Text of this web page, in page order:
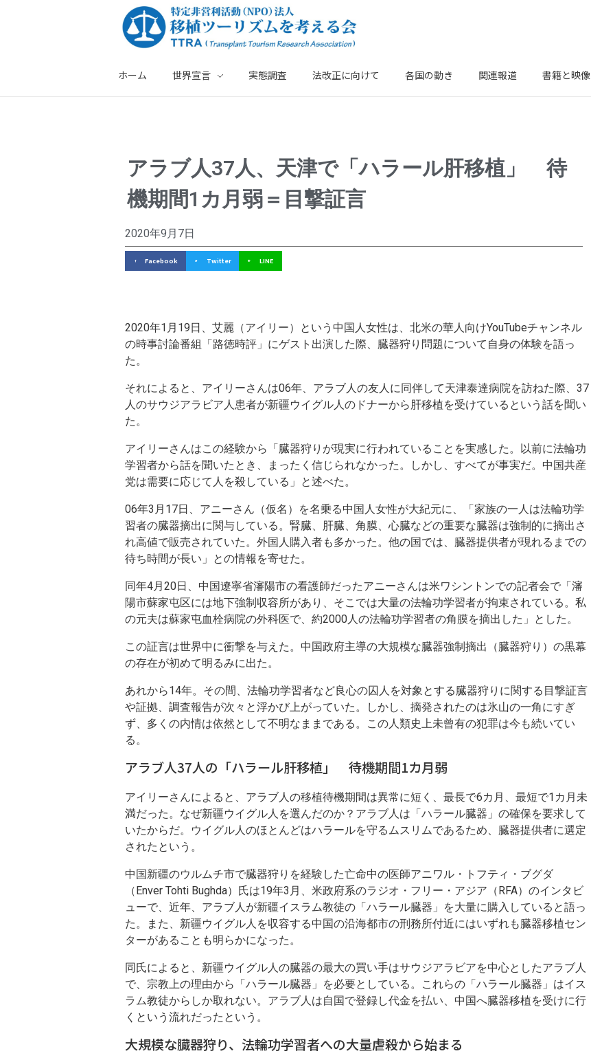
ホーム 世界宣言 実態調査 法改正に向けて 各国の動き 関連報道 書籍と映像
ラ
ブ
人
3
人
、
天
津
で
「
ハ
ラ
ー
ル
肝
移
植
」
待
機
期
間
1
カ
月
弱
＝
目
撃
アラブ人37人、天津で「ハラール肝移植」 待
機期間1カ月弱＝目撃証言
2020年9月7日
Facebook Twitter LINE
2020年1月19日、艾麗（アイリー）という中国人女性は、北米の華人向けYouTubeチャンネル
の時事討論番組「路徳時評」にゲスト出演した際、臓器狩り問題について自身の体験を語っ
た。
それによると、アイリーさんは06年、アラブ人の友人に同伴して天津泰達病院を訪ねた際、37
人のサウジアラビア人患者が新疆ウイグル人のドナーから肝移植を受けているという話を聞い
た。
アイリーさんはこの経験から「臓器狩りが現実に行われていることを実感した。以前に法輪功
学習者から話を聞いたとき、まったく信じられなかった。しかし、すべてが事実だ。中国共産
党は需要に応じて人を殺している」と述べた。
06年3月17日、アニーさん（仮名）を名乗る中国人女性が大紀元に、「家族の一人は法輪功学
習者の臓器摘出に関与している。腎臓、肝臓、角膜、心臓などの重要な臓器は強制的に摘出さ
れ高値で販売されていた。外国人購入者も多かった。他の国では、臓器提供者が現れるまでの
待ち時間が長い」との情報を寄せた。
同年4月20日、中国遼寧省瀋陽市の看護師だったアニーさんは米ワシントンでの記者会で「瀋
陽市蘇家屯区には地下強制収容所があり、そこでは大量の法輪功学習者が拘束されている。私
の元夫は蘇家屯血栓病院の外科医で、約2000人の法輪功学習者の角膜を摘出した」とした。
この証言は世界中に衝撃を与えた。中国政府主導の大規模な臓器強制摘出（臓器狩り）の黒幕
の存在が初めて明るみに出た。
あれから14年。その間、法輪功学習者など良心の囚人を対象とする臓器狩りに関する目撃証言
や証拠、調査報告が次々と浮かび上がっていた。しかし、摘発されたのは氷山の一角にすぎ
ず、多くの内情は依然として不明なままである。この人類史上未曾有の犯罪は今も続いてい
る。
アラブ人37人の「ハラール肝移植」 待機期間1カ月弱
アイリーさんによると、アラブ人の移植待機期間は異常に短く、最長で6カ月、最短で1カ月未
満だった。なぜ新疆ウイグル人を選んだのか？アラブ人は「ハラール臓器」の確保を要求して
いたからだ。ウイグル人のほとんどはハラールを守るムスリムであるため、臓器提供者に選定
されたという。
中国新疆のウルムチ市で臓器狩りを経験した亡命中の医師アニワル・トフティ・ブグダ
（Enver Tohti Bughda）氏は19年3月、米政府系のラジオ・フリー・アジア（RFA）のインタビ
ューで、近年、アラブ人が新疆イスラム教徒の「ハラール臓器」を大量に購入していると語っ
た。また、新疆ウイグル人を収容する中国の沿海都市の刑務所付近にはいずれも臓器移植セン
ターがあることも明らかになった。
同氏によると、新疆ウイグル人の臓器の最大の買い手はサウジアラビアを中心としたアラブ人
で、宗教上の理由から「ハラール臓器」を必要としている。これらの「ハラール臓器」はイス
ラム教徒からしか取れない。アラブ人は自国で登録し代金を払い、中国へ臓器移植を受けに行
くという流れだったという。
大規模な臓器狩り、法輪功学習者への大量虐殺から始まる